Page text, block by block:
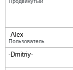
-Alex-
Пользователь
-Dmitriy-